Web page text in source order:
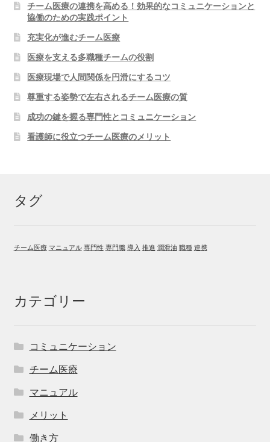
チーム医療の連携を高める！効果的なコミュニケーションと
協働のための実践ポイント
充実化が進むチーム医療
医療を支える多職種チームの役割
医療現場で人間関係を円滑にするコツ
尊重する姿勢で左右されるチーム医療の質
成功の鍵を握る専門性とコミュニケーション
看護師に役立つチーム医療のメリット
タグ
チーム医療 マニュアル 専門性 専門職 導入 推進 潤滑油 職種 連携
カテゴリー
コミュニケーション
チーム医療
マニュアル
メリット
働き方